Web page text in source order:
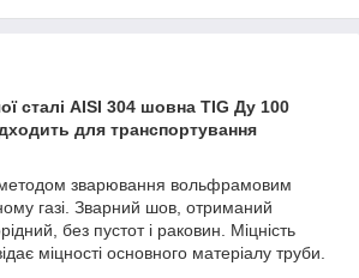
сталі AISI 304 шовна TIG Ду 100
для транспортування
зварювання вольфрамовим
газі. Зварний шов, отриманий
без пустот і раковин. Міцність
міцності основного матеріалу труби.